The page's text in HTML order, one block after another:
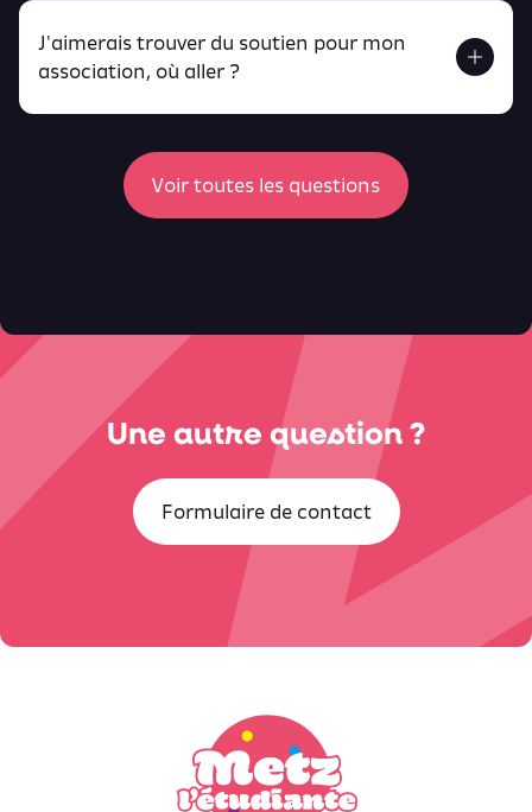
Retrouve toutes ces infos ici.
peux
retrouver ici
J'aimerais trouver du soutien pour mon
association, où aller ?
Voir toutes les questions
Une autre question ?
Formulaire de contact